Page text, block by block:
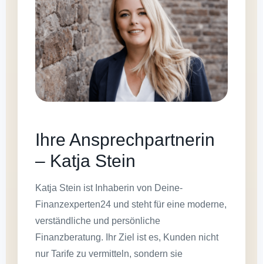
Ihre Ansprechpartnerin
– Katja Stein
Katja Stein ist Inhaberin von Deine-
Finanzexperten24 und steht für eine moderne,
verständliche und persönliche
Finanzberatung. Ihr Ziel ist es, Kunden nicht
nur Tarife zu vermitteln, sondern sie